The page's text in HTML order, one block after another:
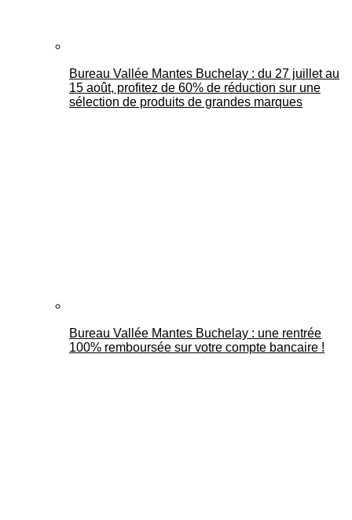
Bureau Vallée Mantes Buchelay : du 27 juillet au
15 août, profitez de 60% de réduction sur une
sélection de produits de grandes marques
Bureau Vallée Mantes Buchelay : une rentrée
100% remboursée sur votre compte bancaire !